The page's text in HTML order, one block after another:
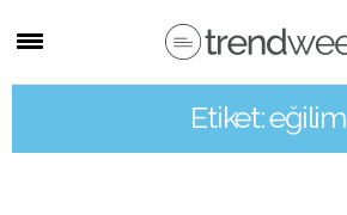
Etiket: eğilim